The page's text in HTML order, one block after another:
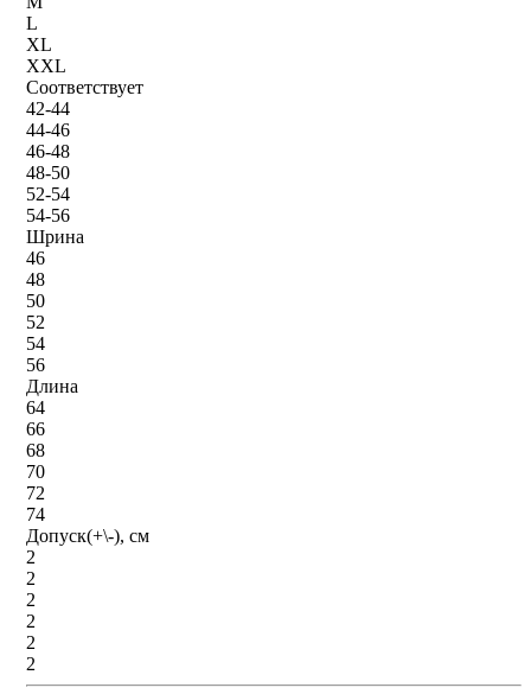
L
XL
XXL
Соответствует
42-44
44-46
46-48
48-50
52-54
54-56
Шрина
46
48
50
52
54
56
Длина
64
66
68
70
72
74
Допуск(+\-), см
2
2
2
2
2
2